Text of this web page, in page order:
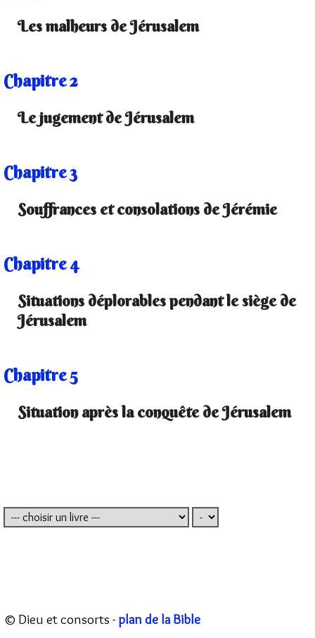
Les malheurs de Jérusalem
Chapitre 2
Le jugement de Jérusalem
Chapitre 3
Souffrances et consolations de Jérémie
Chapitre 4
Situations déplorables pendant le siège de
Jérusalem
Chapitre 5
Situation après la conquête de Jérusalem
© Dieu et consorts - plan de la Bible